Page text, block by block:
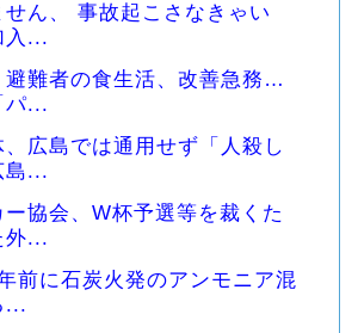
せん、 事故起こさなきゃい
入...
避難者の食生活、改善急務…
パ...
広島では通用せず「人殺し
島...
協会、W杯予選等を裁くた
外...
前に石炭火発のアンモニア混
...